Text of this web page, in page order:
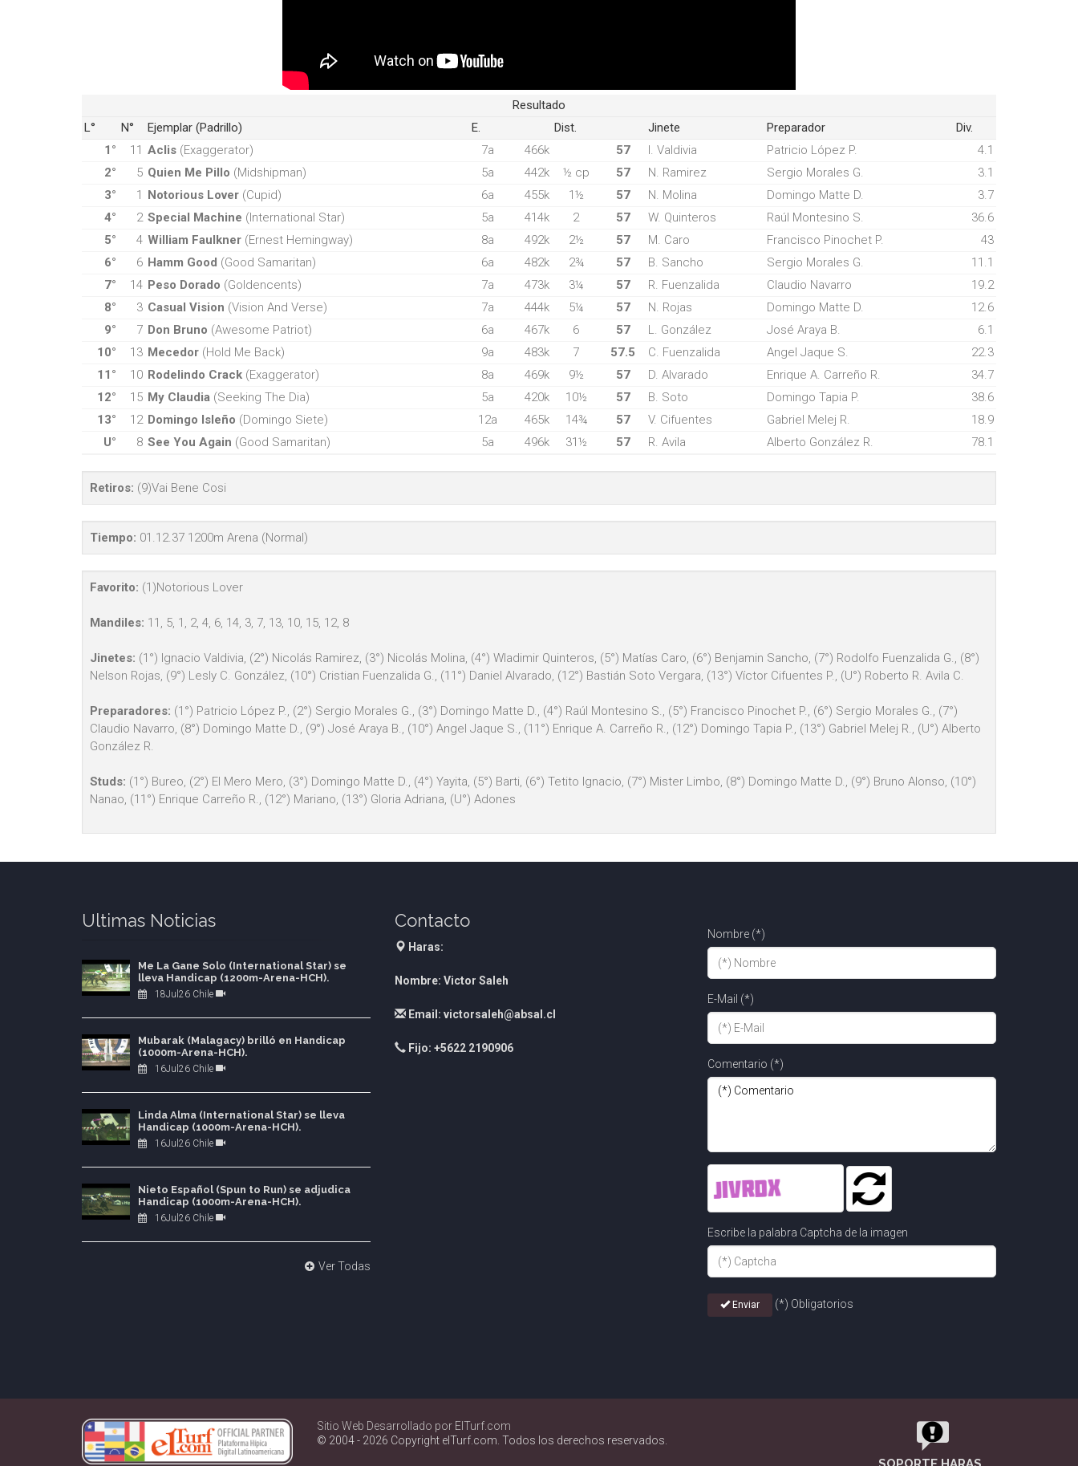
Resultado
L°
N° Ejemplar (Padrillo) E. Dist. Jinete Preparador
Div.
1°
11 Aclis (Exaggerator) 7a 466k 57 I. Valdivia Patricio López P.
4.1
2°
5 Quien Me Pillo (Midshipman) 5a 442k ½ cp 57 N. Ramirez Sergio Morales G.
3.1
3°
1 Notorious Lover (Cupid) 6a 455k 1½ 57 N. Molina Domingo Matte D.
3.7
4°
2 Special Machine (International Star) 5a 414k 2 57 W. Quinteros Raúl Montesino S.
36.6
5°
4 William Faulkner (Ernest Hemingway) 8a 492k 2½ 57 M. Caro Francisco Pinochet P.
43
6°
6 Hamm Good (Good Samaritan) 6a 482k 2¾ 57 B. Sancho Sergio Morales G.
11.1
7°
14 Peso Dorado (Goldencents) 7a 473k 3¼ 57 R. Fuenzalida Claudio Navarro
19.2
8°
3 Casual Vision (Vision And Verse) 7a 444k 5¼ 57 N. Rojas Domingo Matte D.
12.6
9°
7 Don Bruno (Awesome Patriot) 6a 467k 6 57 L. González José Araya B.
6.1
10°
13 Mecedor (Hold Me Back) 9a 483k 7 57.5 C. Fuenzalida Angel Jaque S.
22.3
11°
10 Rodelindo Crack (Exaggerator) 8a 469k 9½ 57 D. Alvarado Enrique A. Carreño R.
34.7
12°
15 My Claudia (Seeking The Dia) 5a 420k 10½ 57 B. Soto Domingo Tapia P.
38.6
13°
12 Domingo Isleño (Domingo Siete) 12a 465k 14¾ 57 V. Cifuentes Gabriel Melej R.
18.9
U°
8 See You Again (Good Samaritan) 5a 496k 31½ 57 R. Avila Alberto González R. 78.1
Retiros: (9)Vai Bene Cosi
Tiempo: 01.12.37 1200m Arena (Normal)
Favorito: (1)Notorious Lover
Mandiles: 11, 5, 1, 2, 4, 6, 14, 3, 7, 13, 10, 15, 12, 8
Jinetes: (1°) Ignacio Valdivia, (2°) Nicolás Ramirez, (3°) Nicolás Molina, (4°) Wladimir Quinteros, (5°) Matías Caro, (6°) Benjamin Sancho, (7°) Rodolfo Fuenzalida G., (8°)
Nelson Rojas, (9°) Lesly C. González, (10°) Cristian Fuenzalida G., (11°) Daniel Alvarado, (12°) Bastián Soto Vergara, (13°) Víctor Cifuentes P., (U°) Roberto R. Avila C.
Preparadores: (1°) Patricio López P., (2°) Sergio Morales G., (3°) Domingo Matte D., (4°) Raúl Montesino S., (5°) Francisco Pinochet P., (6°) Sergio Morales G., (7°)
Claudio Navarro, (8°) Domingo Matte D., (9°) José Araya B., (10°) Angel Jaque S., (11°) Enrique A. Carreño R., (12°) Domingo Tapia P., (13°) Gabriel Melej R., (U°) Alberto
González R.
Studs: (1°) Bureo, (2°) El Mero Mero, (3°) Domingo Matte D., (4°) Yayita, (5°) Barti, (6°) Tetito Ignacio, (7°) Mister Limbo, (8°) Domingo Matte D., (9°) Bruno Alonso, (10°)
Nanao, (11°) Enrique Carreño R., (12°) Mariano, (13°) Gloria Adriana, (U°) Adones
Ultimas Noticias
Me La Gane Solo (International Star) se
lleva Handicap (1200m-Arena-HCH).
18Jul26 Chile
Mubarak (Malagacy) brilló en Handicap
(1000m-Arena-HCH).
16Jul26 Chile
Linda Alma (International Star) se lleva
Handicap (1000m-Arena-HCH).
16Jul26 Chile
Nieto Español (Spun to Run) se adjudica
Handicap (1000m-Arena-HCH).
16Jul26 Chile
Ver Todas
Contacto
Haras:
Nombre: Victor Saleh
Email: victorsaleh@absal.cl
Fijo: +5622 2190906
Nombre (*)
E-Mail (*)
Comentario (*)
Escribe la palabra Captcha de la imagen
Enviar (*) Obligatorios
Sitio Web Desarrollado por ElTurf.com
© 2004 - 2026 Copyright elTurf.com. Todos los derechos reservados.